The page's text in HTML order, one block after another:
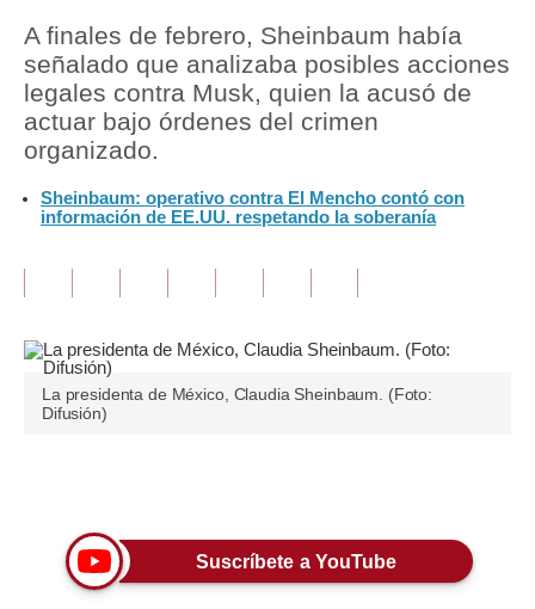
Política
Tu Dinero
Finanzas Personales
Plus G
Opinión
Pregunta de hoy
Blogs
Viajes
A finales de febrero, Sheinbaum había
señalado que analizaba posibles acciones
legales contra Musk, quien la acusó de
actuar bajo órdenes del crimen
organizado.
Sheinbaum: operativo contra El Mencho contó con
información de EE.UU. respetando la soberanía
La presidenta de México, Claudia Sheinbaum. (Foto:
Difusión)
Suscríbete a YouTube